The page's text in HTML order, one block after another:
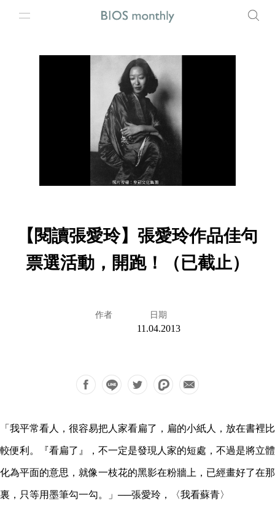
【閱讀張愛玲】張愛玲作品佳句
票選活動，開跑！（已截止）
作者 日期
11.04.2013
「我平常看人，很容易把人家看扁了，扁的小紙人，放在書裡比
較便利。『看扁了』，不一定是發現人家的短處，不過是將立體
化為平面的意思，就像一枝花的黑影在粉牆上，已經畫好了在那
裏，只等用墨筆勾一勾。」──張愛玲，〈我看蘇青〉